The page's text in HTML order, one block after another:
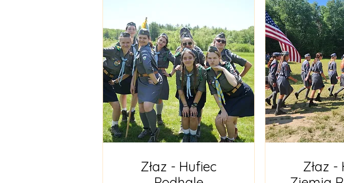
Złaz - Hufiec
Złaz -